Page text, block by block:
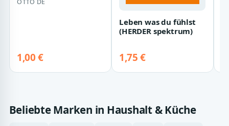
3,2W = 25W Kühlschr…
1,00 €
Leben was du fühlst
(HERDER spektrum)
1,75 €
Beliebte Marken in Haushalt & Küche